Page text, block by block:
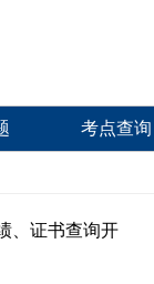
考点查询
、证书查询开